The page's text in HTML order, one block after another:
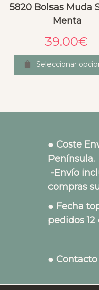
5820 Bolsas Muda
Menta
39.00€
Seleccionar
● Coste
-Envío
compras
● Fecha
pedidos
● Contacto